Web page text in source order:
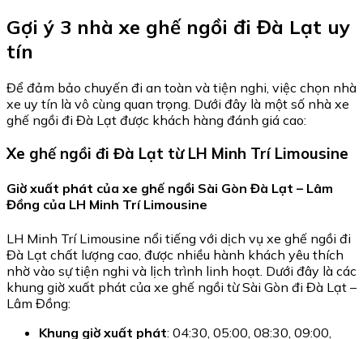
Gợi ý 3 nhà xe ghế ngồi đi Đà Lạt uy
tín
Để đảm bảo chuyến đi an toàn và tiện nghi, việc chọn nhà
xe uy tín là vô cùng quan trọng. Dưới đây là một số nhà xe
ghế ngồi đi Đà Lạt được khách hàng đánh giá cao:
Xe ghế ngồi đi Đà Lạt từ LH Minh Trí Limousine
Giờ xuất phát của xe ghế ngồi Sài Gòn Đà Lạt – Lâm
Đồng của LH Minh Trí Limousine
LH Minh Trí Limousine nổi tiếng với dịch vụ xe ghế ngồi đi
Đà Lạt chất lượng cao, được nhiều hành khách yêu thích
nhờ vào sự tiện nghi và lịch trình linh hoạt. Dưới đây là các
khung giờ xuất phát của xe ghế ngồi từ Sài Gòn đi Đà Lạt –
Lâm Đồng:
Khung giờ xuất phát: 04:30, 05:00, 08:30, 09:00,